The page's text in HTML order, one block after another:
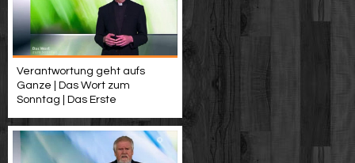
Verantwortung geht aufs
Ganze | Das Wort zum
Sonntag | Das Erste